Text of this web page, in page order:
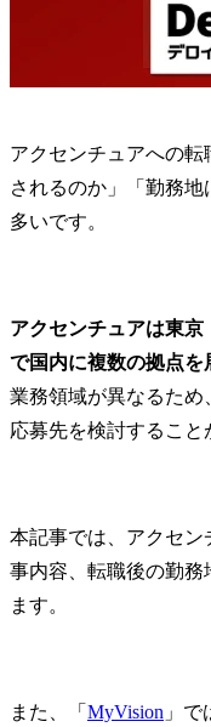
アクセンチュアへの
されるのか」「勤務
多いです。
アクセンチュアは東京
で国内に複数の拠点を
業務領域が異なるた
応募先を検討すること
本記事では、アクセ
事内容、転職後の勤務
ます。
また、「 MyVision 」で